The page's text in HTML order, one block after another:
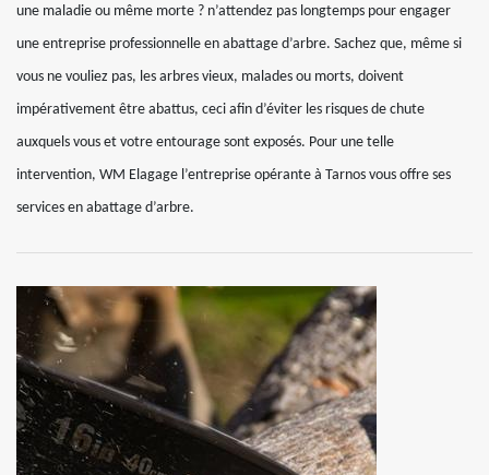
une maladie ou même morte ? n’attendez pas longtemps pour engager
une entreprise professionnelle en abattage d’arbre. Sachez que, même si
vous ne vouliez pas, les arbres vieux, malades ou morts, doivent
impérativement être abattus, ceci afin d’éviter les risques de chute
auxquels vous et votre entourage sont exposés. Pour une telle
intervention, WM Elagage l’entreprise opérante à Tarnos vous offre ses
services en abattage d’arbre.